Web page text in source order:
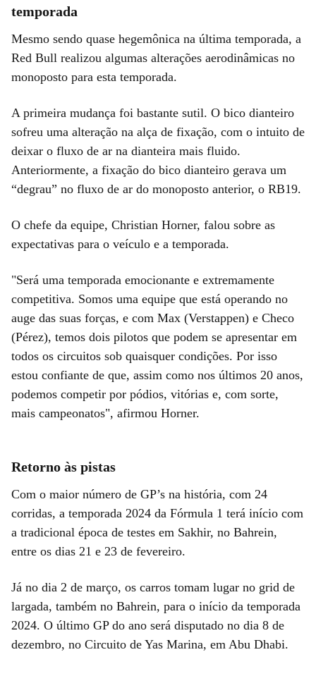
temporada
Mesmo sendo quase hegemônica na última temporada, a
Red Bull realizou algumas alterações aerodinâmicas no
monoposto para esta temporada.
A primeira mudança foi bastante sutil. O bico dianteiro
sofreu uma alteração na alça de fixação, com o intuito de
deixar o fluxo de ar na dianteira mais fluido.
Anteriormente, a fixação do bico dianteiro gerava um
“degrau” no fluxo de ar do monoposto anterior, o RB19.
O chefe da equipe, Christian Horner, falou sobre as
expectativas para o veículo e a temporada.
"Será uma temporada emocionante e extremamente
competitiva. Somos uma equipe que está operando no
auge das suas forças, e com Max (Verstappen) e Checo
(Pérez), temos dois pilotos que podem se apresentar em
todos os circuitos sob quaisquer condições. Por isso
estou confiante de que, assim como nos últimos 20 anos,
podemos competir por pódios, vitórias e, com sorte,
mais campeonatos", afirmou Horner.
Retorno às pistas
Com o maior número de GP’s na história, com 24
corridas, a temporada 2024 da Fórmula 1 terá início com
a tradicional época de testes em Sakhir, no Bahrein,
entre os dias 21 e 23 de fevereiro.
Já no dia 2 de março, os carros tomam lugar no grid de
largada, também no Bahrein, para o início da temporada
2024. O último GP do ano será disputado no dia 8 de
dezembro, no Circuito de Yas Marina, em Abu Dhabi.